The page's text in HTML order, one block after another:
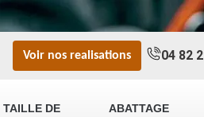
TAILLE DE
ABATTAGE
Voir nos realisations 04 82